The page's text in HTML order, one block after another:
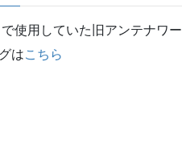
使用していた旧アンテナワー
はこちら